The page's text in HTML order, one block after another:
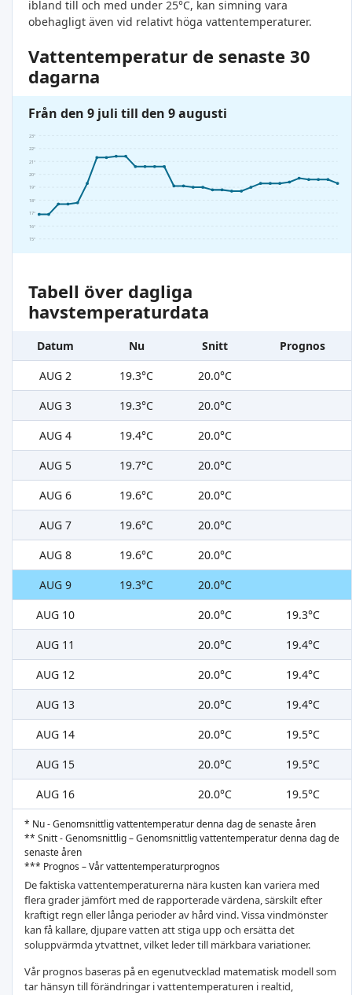
ibland till och med under 25°C, kan simning vara
obehagligt även vid relativt höga vattentemperaturer.
Vattentemperatur de senaste 30
dagarna
Från den 9 juli till den 9 augusti
15°
16°
17°
18°
19°
20°
21°
22°
23°
Tabell över dagliga
havstemperaturdata
Datum Nu Snitt
Prognos
AUG 2
19.3°C
20.0°C
AUG 3
19.3°C
20.0°C
AUG 4
19.4°C
20.0°C
AUG 5
19.7°C
20.0°C
AUG 6
19.6°C
20.0°C
AUG 7
19.6°C
20.0°C
AUG 8
19.6°C
20.0°C
AUG 9
19.3°C
20.0°C
AUG 10
20.0°C
19.3°C
AUG 11
20.0°C
19.4°C
AUG 12
20.0°C
19.4°C
AUG 13
20.0°C
19.4°C
AUG 14
20.0°C
19.5°C
AUG 15
20.0°C
19.5°C
AUG 16
20.0°C 19.5°C
* Nu - Genomsnittlig vattentemperatur denna dag de senaste åren
** Snitt - Genomsnittlig – Genomsnittlig vattentemperatur denna dag de
senaste åren
*** Prognos – Vår vattentemperaturprognos
De faktiska vattentemperaturerna nära kusten kan variera med
flera grader jämfört med de rapporterade värdena, särskilt efter
kraftigt regn eller långa perioder av hård vind. Vissa vindmönster
kan få kallare, djupare vatten att stiga upp och ersätta det
soluppvärmda ytvattnet, vilket leder till märkbara variationer.
Vår prognos baseras på en egenutvecklad matematisk modell som
tar hänsyn till förändringar i vattentemperaturen i realtid,